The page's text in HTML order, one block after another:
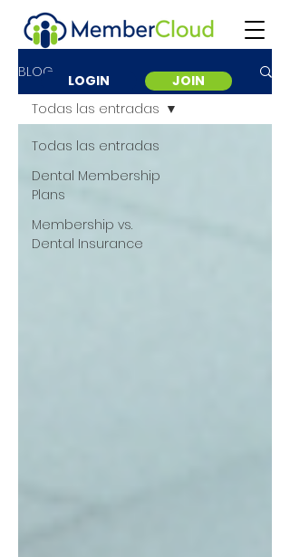
JOIN
LOGIN
BLOG
Todas las entradas
Dental Membership
Plans
Membership vs.
Dental Insurance
Todas las entradas